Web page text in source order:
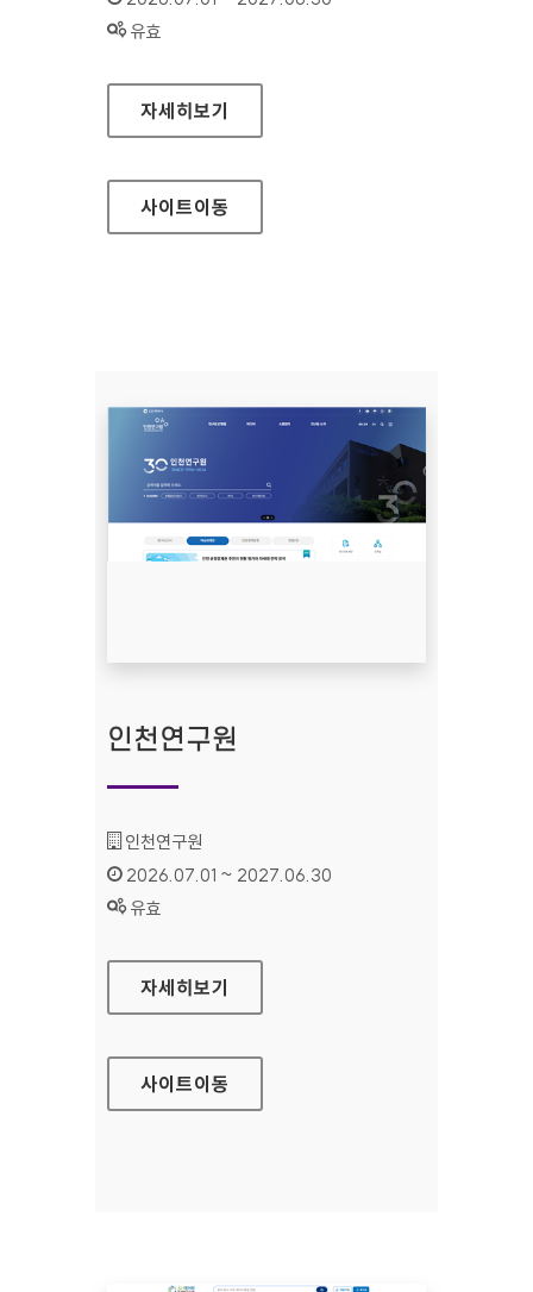
상태 :
유효
백제문화전당
자세히보기
사이트이동
인천연구원
기관명 :
인천연구원
인증기간 :
2026.07.01 ~ 2027.06.30
상태 :
유효
인천연구원
자세히보기
사이트이동